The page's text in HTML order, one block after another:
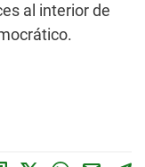
al interior de